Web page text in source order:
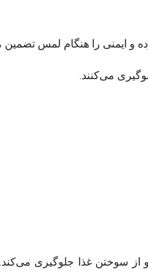
می‌کنند.
از سوختن غذا جلوگیری